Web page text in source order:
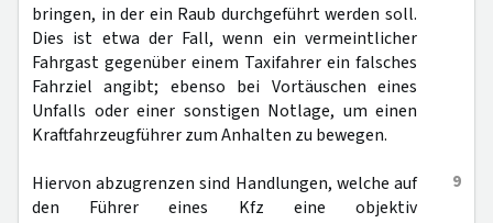
bringen, in der ein Raub durchgeführt werden soll.
Dies ist etwa der Fall, wenn ein vermeintlicher
Fahrgast gegenüber einem Taxifahrer ein falsches
Fahrziel angibt; ebenso bei Vortäuschen eines
Unfalls oder einer sonstigen Notlage, um einen
Kraftfahrzeugführer zum Anhalten zu bewegen.
9
Hiervon abzugrenzen sind Handlungen, welche auf
den Führer eines Kfz eine objektiv